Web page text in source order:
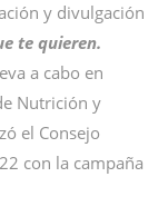
y divulgación
te quieren.
a cabo en
Nutrición y
el Consejo
con la campaña